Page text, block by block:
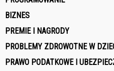
BIZNES
PREMIE I NAGRODY
PROBLEMY ZDROWOTNE W
PRAWO PODATKOWE I